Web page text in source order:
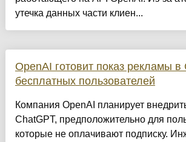
утечка данных части клиен...
OpenAI готовит показ рекламы
бесплатных пользователей
Компания OpenAI планирует
ChatGPT, предположительно для
которые не оплачивают подписку.